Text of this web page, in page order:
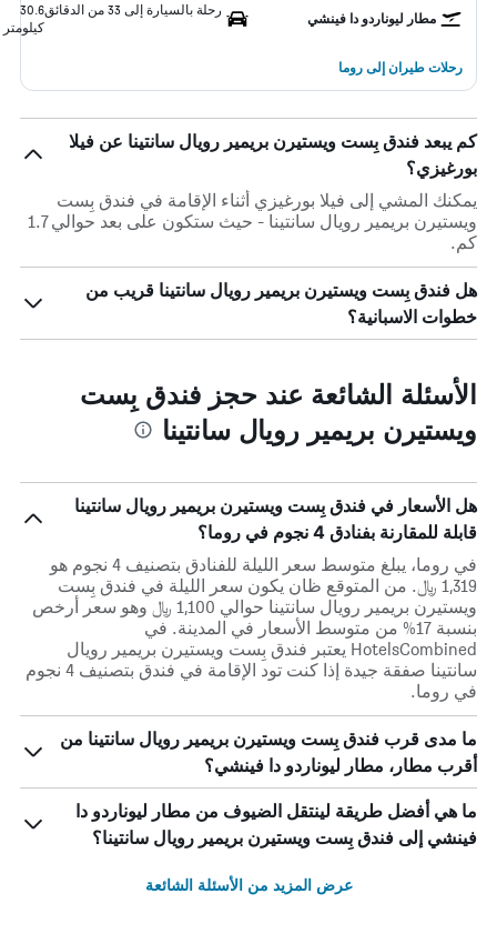
مطار ليوناردو دا فينشي
رحلة بالسيارة إلى 33 من الدقائق
30.6
كيلومتر
رحلات طيران إلى روما
كم يبعد فندق بِست ويستيرن بريمير رويال سانتينا عن فيلا
بورغيزي؟
يمكنك المشي إلى فيلا بورغيزي أثناء الإقامة في فندق بِست
ويستيرن بريمير رويال سانتينا - حيث ستكون على بعد حوالي 1.7
كم.
هل فندق بِست ويستيرن بريمير رويال سانتينا قريب من
خطوات الاسبانية؟
الأسئلة الشائعة عند حجز فندق بِست
ويستيرن بريمير رويال سانتينا
هل الأسعار في فندق بِست ويستيرن بريمير رويال سانتينا
قابلة للمقارنة بفنادق 4 نجوم في روما؟
في روما، يبلغ متوسط ​​سعر الليلة للفنادق بتصنيف 4 نجوم هو
1,319 ﷼. من المتوقع ظان يكون سعر الليلة في فندق بِست
ويستيرن بريمير رويال سانتينا حوالي 1,100 ﷼ وهو سعر أرخص
بنسبة 17% من متوسط الأسعار في المدينة. في
HotelsCombined يعتبر فندق بِست ويستيرن بريمير رويال
سانتينا صفقة جيدة إذا كنت تود الإقامة في فندق بتصنيف 4 نجوم
في روما.
ما مدى قرب فندق بِست ويستيرن بريمير رويال سانتينا من
أقرب مطار، مطار ليوناردو دا فينشي؟
ما هي أفضل طريقة لينتقل الضيوف من مطار ليوناردو دا
فينشي إلى فندق بِست ويستيرن بريمير رويال سانتينا؟
عرض المزيد من الأسئلة الشائعة